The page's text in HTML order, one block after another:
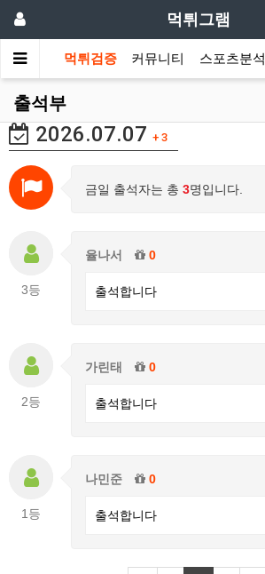
먹튀그램
먹튀검증 커뮤니티 스포츠분석
출석부
2026.07.07 + 3
금일 출석자는 총 3명입니다.
3등
율나서 0
출석합니다
2등
가린태 0
출석합니다
1등
나민준 0
출석합니다